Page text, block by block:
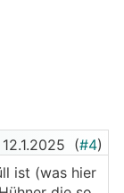
12.1.2025 (#4)
ist (was hier